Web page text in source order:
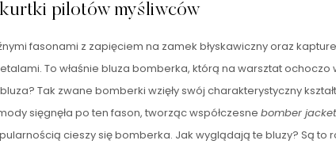
kurtki pilotów myśliwców
fasonami z zapięciem na zamek błyskawiczny oraz
To właśnie bluza bomberka, którą na warsztat
Tak zwane bomberki wzięły swój charakterystyczny
sięgnęła po ten fason, tworząc współczesne bomber jacket
cieszy się bomberka. Jak wyglądają te bluzy? Są